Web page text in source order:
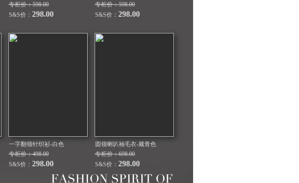
专柜价：598.00
S&S价： 298.00
专柜价：598.00
S&S价： 298.00
一字翻领针织衫-白色
专柜价：498.00
S&S价： 298.00
圆领喇叭袖毛衣-藏青色
专柜价：698.00
S&S价： 298.00